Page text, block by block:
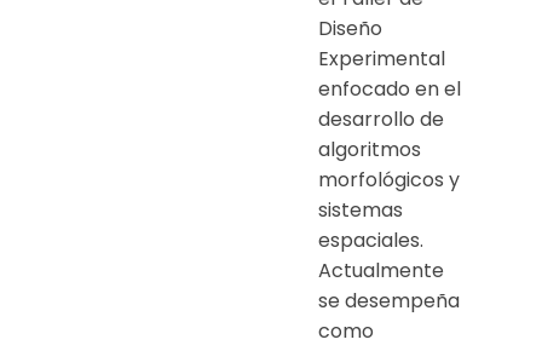
Diseño
Experimental
enfocado en el
desarrollo de
algoritmos
morfológicos y
sistemas
espaciales.
Actualmente
se desempeña
como